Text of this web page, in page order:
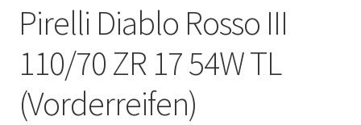
Pirelli Diablo Rosso III
110/70 ZR 17 54W TL
(Vorderreifen)